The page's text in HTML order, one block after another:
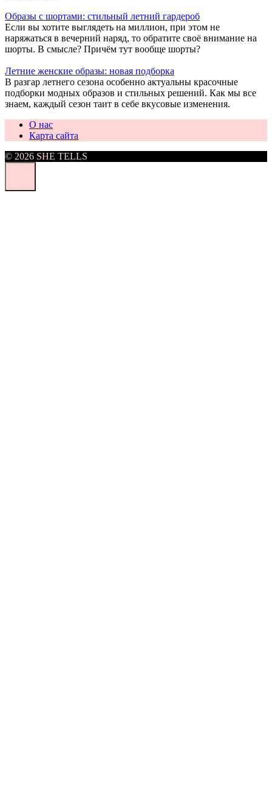
Образы с шортами: стильный летний гардероб
Если вы хотите выглядеть на миллион, при этом не
наряжаться в вечерний наряд, то обратите своё внимание на
шорты. В смысле? Причём тут вообще шорты?
Летние женские образы: новая подборка
В разгар летнего сезона особенно актуальны красочные
подборки модных образов и стильных решений. Как мы все
знаем, каждый сезон таит в себе вкусовые изменения.
О нас
Карта сайта
© 2026 SHE TELLS